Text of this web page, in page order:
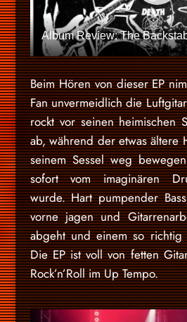
Beim Hören von dieser EP
Fan unvermeidlich die
rockt vor seinen heimischen
ab, während der etwas ältere
seinem Sessel weg
sofort vom imaginären
wurde. Hart pumpender
vorne jagen und
abgeht und einem so richtig
Die EP ist voll von fetten
Rock’n’Roll im Up Tempo.